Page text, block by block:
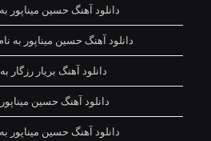
دانلود آهنگ حسین میناپور
دانلود آهنگ حسین میناپور به
دانلود آهنگ بریار رزگار به
دانلود آهنگ حسین
دانلود آهنگ حسین میناپور